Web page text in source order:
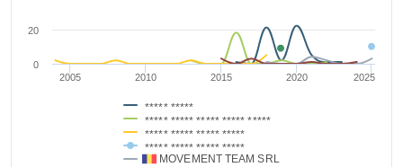
2005 2010 2015 2020 2025
0
20
***** *****
***** ***** ***** ***** *****
***** ***** ***** *****
***** ***** ***** *****
MOVEMENT TEAM SRL